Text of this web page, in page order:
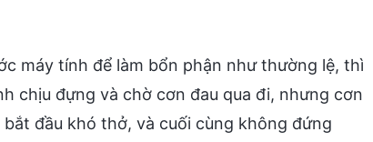
máy tính để làm bổn phận như thường lệ, thì
chịu đựng và chờ cơn đau qua đi, nhưng cơn
đầu khó thở, và cuối cùng không đứng